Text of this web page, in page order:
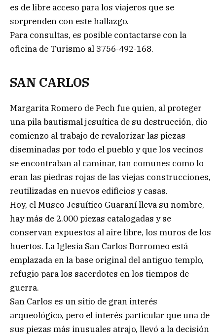
es de libre acceso para los viajeros que se
sorprenden con este hallazgo.
Para consultas, es posible contactarse con la
oficina de Turismo al 3756-492-168.
SAN CARLOS
Margarita Romero de Pech fue quien, al proteger
una pila bautismal jesuítica de su destrucción, dio
comienzo al trabajo de revalorizar las piezas
diseminadas por todo el pueblo y que los vecinos
se encontraban al caminar, tan comunes como lo
eran las piedras rojas de las viejas construcciones,
reutilizadas en nuevos edificios y casas.
Hoy, el Museo Jesuítico Guaraní lleva su nombre,
hay más de 2.000 piezas catalogadas y se
conservan expuestos al aire libre, los muros de los
huertos. La Iglesia San Carlos Borromeo está
emplazada en la base original del antiguo templo,
refugio para los sacerdotes en los tiempos de
guerra.
San Carlos es un sitio de gran interés
arqueológico, pero el interés particular que una de
sus piezas más inusuales atrajo, llevó a la decisión